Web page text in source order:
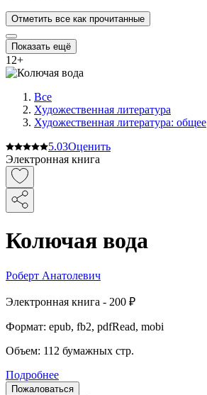
Отметить все как прочитанные
Показать ещё
12+
Все
Художественная литература
Художественная литература: общее
5.03Оценить
Электронная книга
Колючая вода
Роберт Анатолевич
Электронная книга - 200 ₽
Формат: epub, fb2, pdfRead, mobi
Объем: 112 бумажных стр.
Подробнее
Пожаловаться